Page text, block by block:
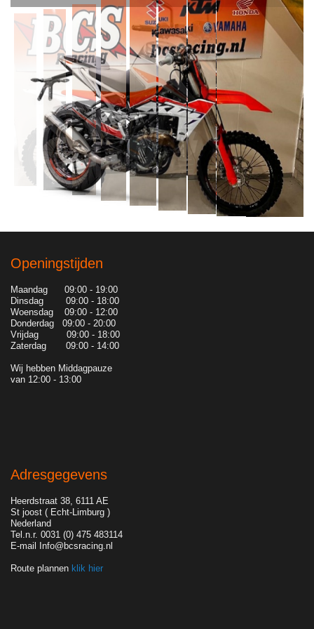
Openingstijden
Maandag 09:00 - 19:00
Dinsdag 09:00 - 18:00
Woensdag 09:00 - 12:00
Donderdag 09:00 - 20:00
Vrijdag 09:00 - 18:00
Zaterdag 09:00 - 14:00
Wij hebben Middagpauze
van 12:00 - 13:00
Adresgegevens
Heerdstraat 38, 6111 AE
St joost ( Echt-Limburg )
Nederland
Tel.n.r. 0031 (0) 475 483114
E-mail Info@bcsracing.nl
Route plannen klik hier